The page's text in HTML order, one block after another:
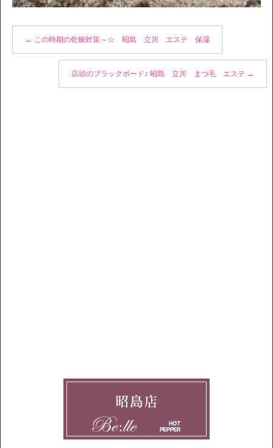
← この時期の乾燥対策～☆ 昭島 立川 エステ 保湿
店頭のブラックボード♪ 昭島 立川 まつ毛 エステ →